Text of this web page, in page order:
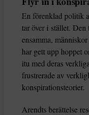
En förenklad politik
tar över i stället. Den
ensamma,
har gett upp hoppet
itu med deras
frustrerade av
konspirationsteorier.
Arendts berättelse